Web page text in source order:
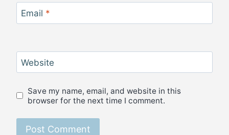
Email *
Website
Save my name, email, and website in this
browser for the next time I comment.